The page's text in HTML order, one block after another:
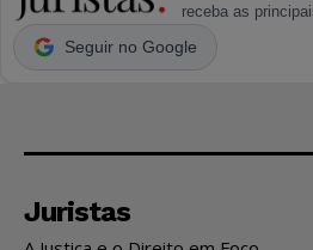
receba as
Seguir no Google
Juristas